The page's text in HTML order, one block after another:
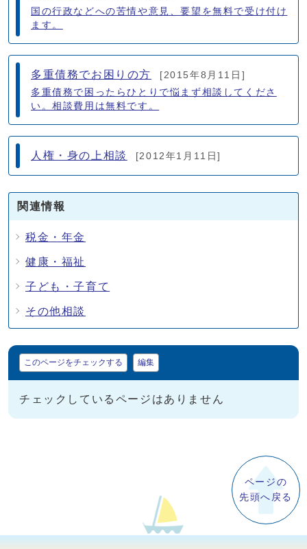
国の行政などへの苦情や意見、要望を無料で受け付け
ます。
多重債務でお困りの方
[2015年8月11日]
多重債務で困ったらひとりで悩まず相談してくださ
い。相談費用は無料です。
人権・身の上相談 [2012年1月11日]
関連情報
税金・年金
健康・福祉
子ども・子育て
その他相談
マイページ
このページをチェックする 編集
チェックしているページはありません
ページの
先頭へ戻る